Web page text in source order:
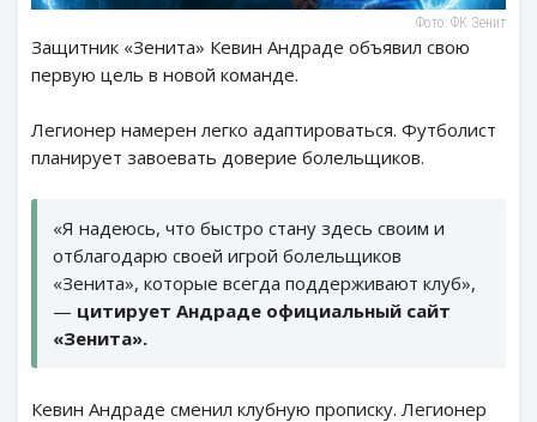
Фото: ФК Зенит
Защитник «Зенита» Кевин Андраде объявил свою
первую цель в новой команде.
Легионер намерен легко адаптироваться. Футболист
планирует завоевать доверие болельщиков.
«Я надеюсь, что быстро стану здесь своим и
отблагодарю своей игрой болельщиков
«Зенита», которые всегда поддерживают клуб»,
— цитирует Андраде официальный сайт
«Зенита».
Кевин Андраде сменил клубную прописку. Легионер